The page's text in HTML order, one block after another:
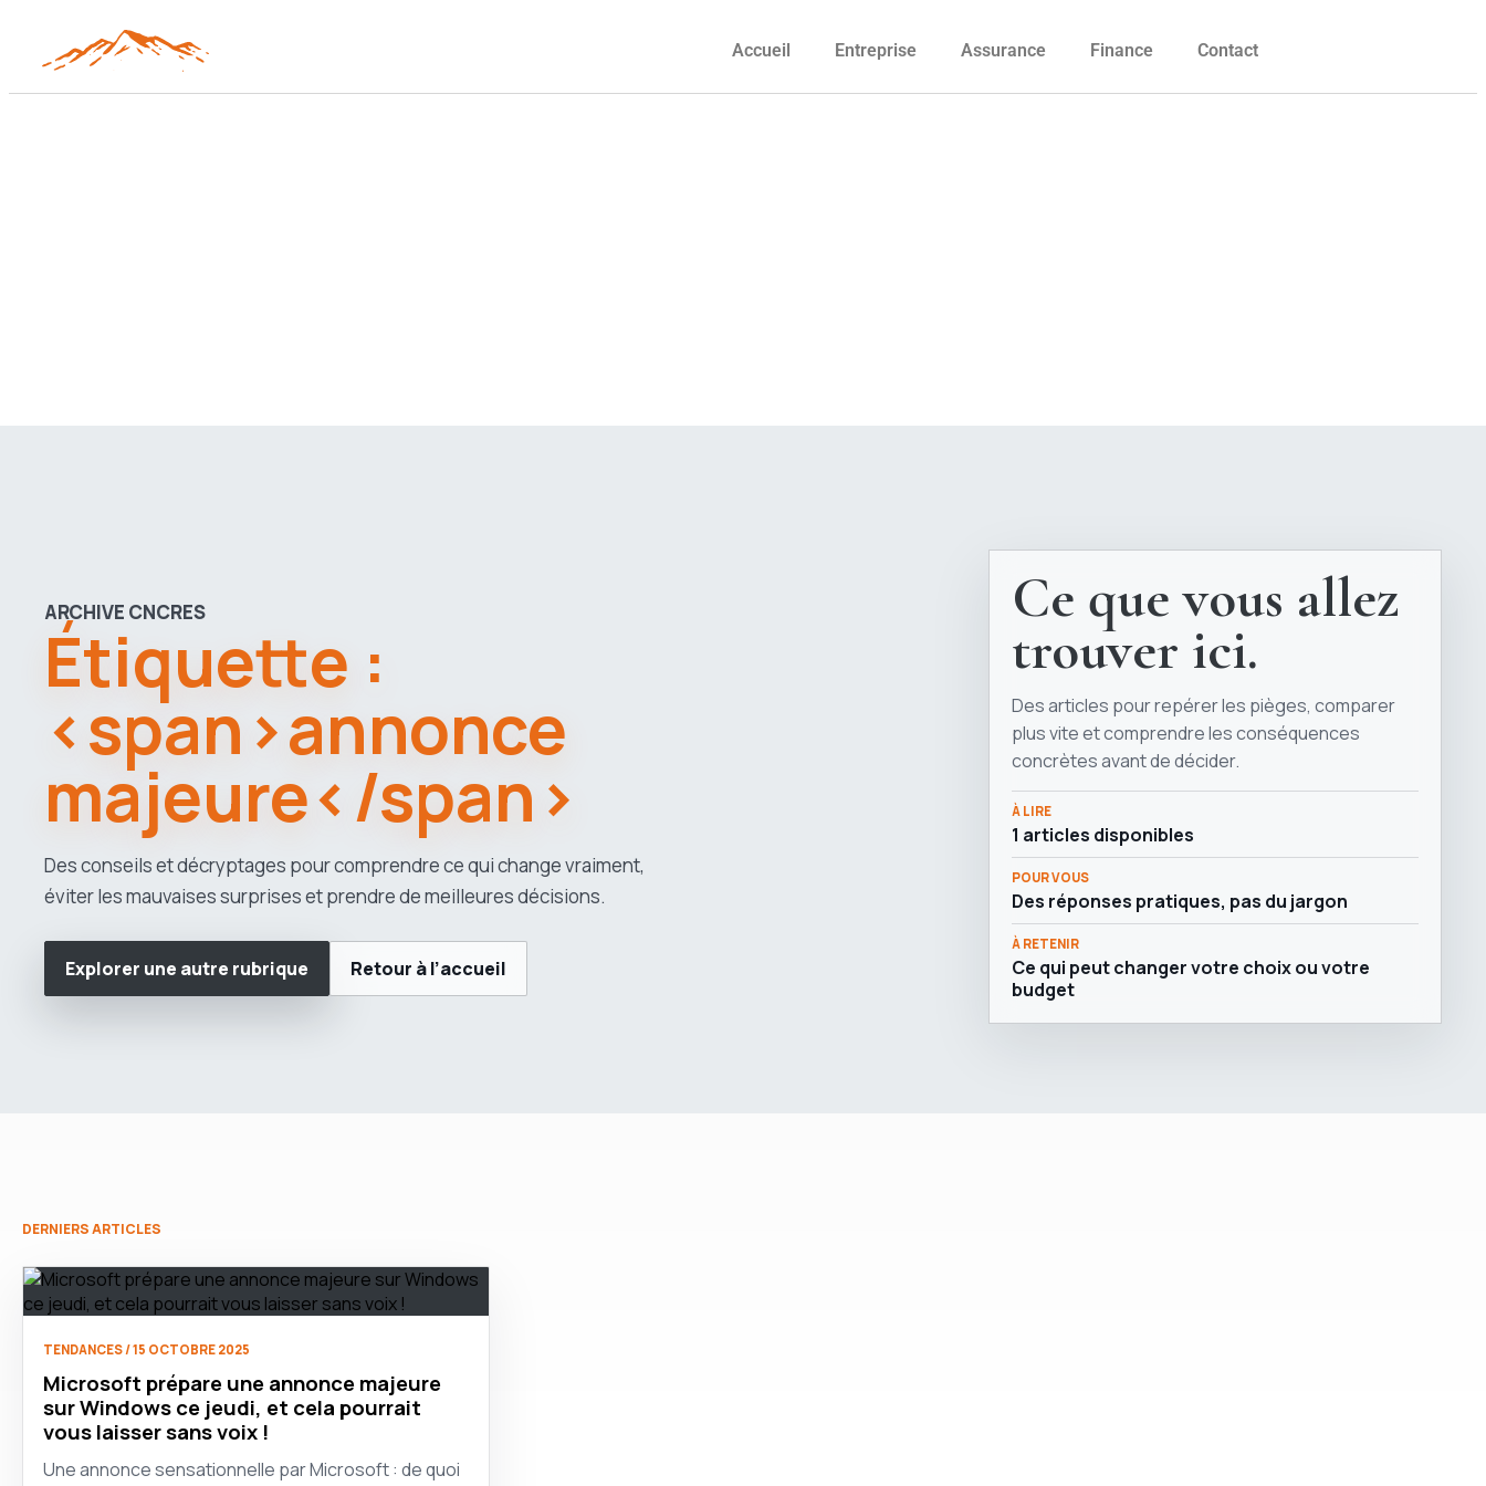
Accueil Entreprise Assurance Finance Contact
ARCHIVE CNCRES
Étiquette :
<span>annonce
majeure</span>
Des conseils et décryptages pour comprendre ce qui change vraiment,
éviter les mauvaises surprises et prendre de meilleures décisions.
Explorer une autre rubrique Retour à l’accueil
Ce que vous allez
trouver ici.
Des articles pour repérer les pièges, comparer
plus vite et comprendre les conséquences
concrètes avant de décider.
À LIRE
1 articles disponibles
POUR VOUS
Des réponses pratiques, pas du jargon
À RETENIR
Ce qui peut changer votre choix ou votre
budget
DERNIERS ARTICLES
TENDANCES / 15 OCTOBRE 2025
Microsoft prépare une annonce majeure
sur Windows ce jeudi, et cela pourrait
vous laisser sans voix !
Une annonce sensationnelle par Microsoft : de quoi